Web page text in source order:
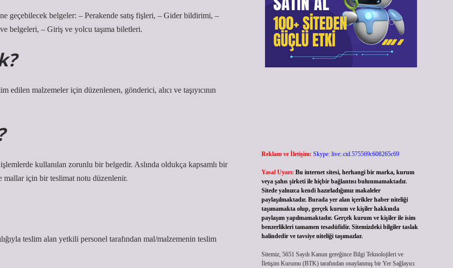
geçebilecek belgeler: – Perakende satış fişleri, – Gider bildirimi, –
belgeleri, – Giriş ve yolcu taşıma biletleri.
malzemeler için düzenlenen, gönderici, alıcı ve taşıyıcının
kullanılan zorunlu bir belgedir. Aslında oldukça kapsamlı bir
mallar için bir teslimat notu düzenlenir.
teslim alan yetkili personel tarafından mal/malzemenin teslim
Reklam ve İletişim: Skype: live:.cid.575569c608265c69
Yasal Uyarı: Bu internet sitesi, herhangi bir marka, kurum
veya şahıs şirketi ile hiçbir bağlantısı bulunmamaktadır.
Sitede yalnızca kendi hazırladığımız makaleler
paylaşılmaktadır. Burada yer alan içerikler haber niteliği
taşımamakta olup, gerçek kurum ve kişiler hakkında
paylaşım yapılmamaktadır. Gerçek kurum ve kişiler ile isim
benzerlikleri tamamen tesadüfidir. Sitemizdeki bilgiler taslak
halindedir ve tavsiye niteliği taşımazlar.
Sitemiz, 5651 Sayılı Kanun gereğince Bilgi Teknolojileri ve
İletişim Kurumu (BTK) tarafından onaylanmış bir Yer Sağlayıcı